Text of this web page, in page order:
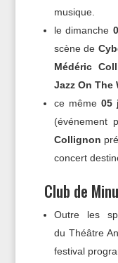
musique.
le dimanche
scène de
Médéric
Jazz On The
ce même 05
(événement
Collignon
concert
Club de
Outre les
du Théâtre
festival